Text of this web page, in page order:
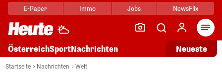
E-Paper Immo Jobs NewsFlix
ÖsterreichSportNachrichten Neueste
Startseite Nachrichten Welt